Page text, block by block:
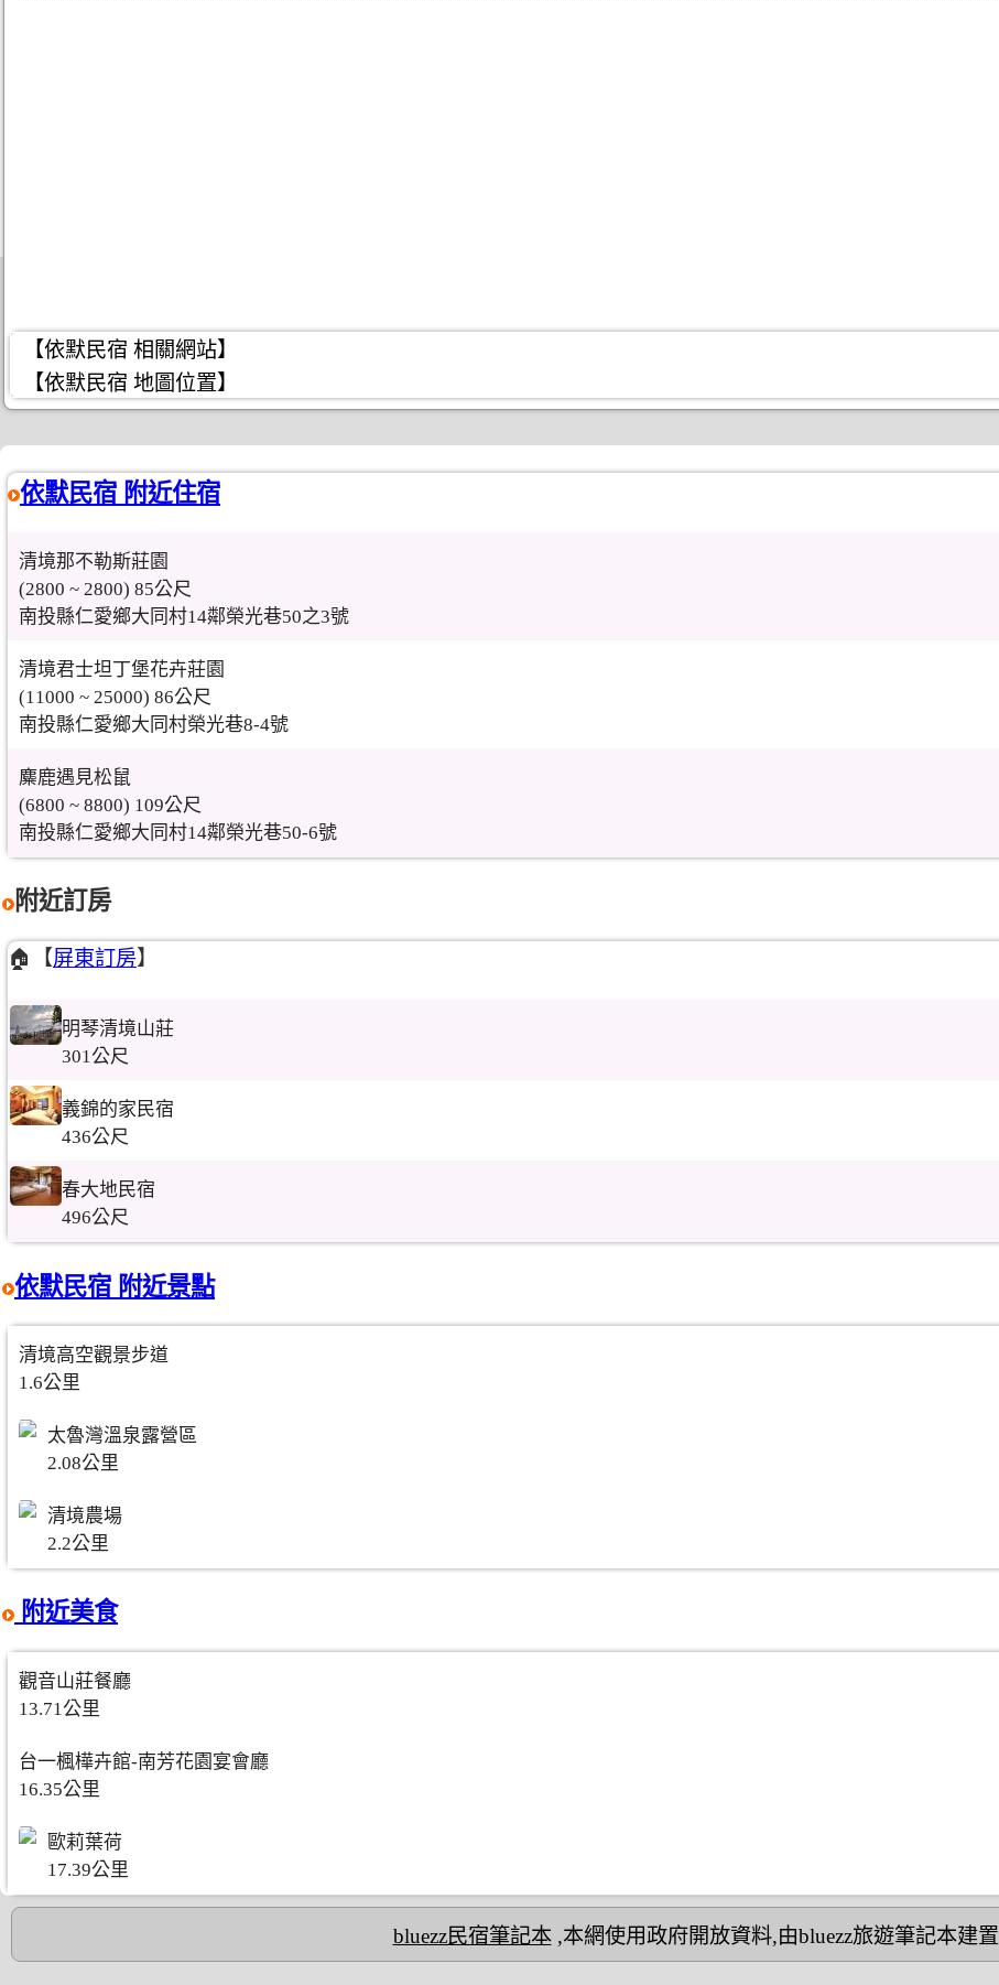
【依默民宿 相關網站】
【依默民宿 地圖位置】
依默民宿 附近住宿
清境那不勒斯莊園
(2800 ~ 2800) 85公尺
南投縣仁愛鄉大同村14鄰榮光巷50之3號
清境君士坦丁堡花卉莊園
(11000 ~ 25000) 86公尺
南投縣仁愛鄉大同村榮光巷8-4號
麋鹿遇見松鼠
(6800 ~ 8800) 109公尺
南投縣仁愛鄉大同村14鄰榮光巷50-6號
附近訂房
🏠【屏東訂房】
明琴清境山莊
301公尺
義錦的家民宿
436公尺
春大地民宿
496公尺
依默民宿 附近景點
清境高空觀景步道
1.6公里
太魯灣溫泉露營區
2.08公里
清境農場
2.2公里
附近美食
觀音山莊餐廳
13.71公里
台一楓樺卉館-南芳花園宴會廳
16.35公里
歐莉葉荷
17.39公里
bluezz民宿筆記本,本網使用政府開放資料,由bluezz旅遊筆記本建置